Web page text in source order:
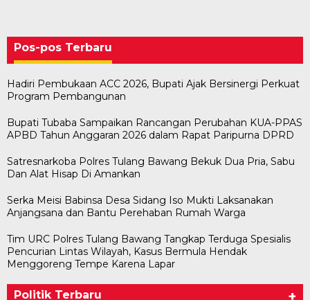
Pos-pos Terbaru
Hadiri Pembukaan ACC 2026, Bupati Ajak Bersinergi Perkuat
Program Pembangunan
Bupati Tubaba Sampaikan Rancangan Perubahan KUA-PPAS
APBD Tahun Anggaran 2026 dalam Rapat Paripurna DPRD
Satresnarkoba Polres Tulang Bawang Bekuk Dua Pria, Sabu
Dan Alat Hisap Di Amankan
Serka Meisi Babinsa Desa Sidang Iso Mukti Laksanakan
Anjangsana dan Bantu Perehaban Rumah Warga
Tim URC Polres Tulang Bawang Tangkap Terduga Spesialis
Pencurian Lintas Wilayah, Kasus Bermula Hendak
Menggoreng Tempe Karena Lapar
Politik Terbaru +